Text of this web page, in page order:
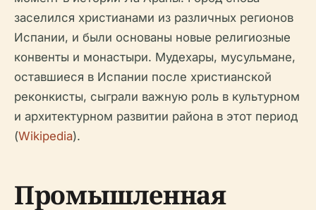
заселился христианами из различных регионов
Испании, и были основаны новые религиозные
конвенты и монастыри. Мудехары, мусульмане,
оставшиеся в Испании после христианской
реконкисты, сыграли важную роль в культурном
и архитектурном развитии района в этот период
(Wikipedia).
Промышленная